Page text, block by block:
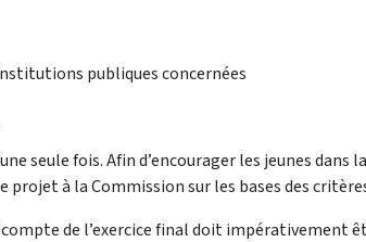
publiques concernées
seule fois. Afin d’encourager les jeunes
à la Commission sur les bases des
de l’exercice final doit impérativement